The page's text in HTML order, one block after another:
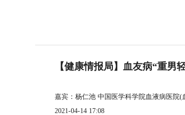
【健康情报局】血友病“重男
嘉宾：杨仁池 中国医学科学院血液病医院
2021-04-14 17:08